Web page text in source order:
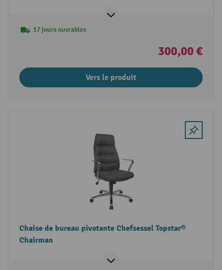
17 jours ouvrables
300,00 €
Vers le produit
Chaise de bureau pivotante Chefsessel Topstar®
Chairman